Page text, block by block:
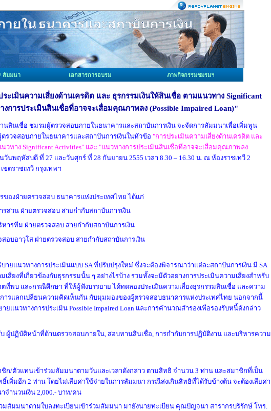
สัมมนา เอกสารการอบรม ภาพกิจกรรมชมรมฯ
ะเมินความเสี่ยงด้านเครดิต และ ธุรกรรมเงินให้สินเชื่อ ตามแนวทาง Significant
การประเมินสินเชื่อที่อาจจะเสื่อมคุณภาพลง (Possible Impaired Loan)"
สินเชื่อ ชมรมผู้ตรวจสอบภายในธนาคารและสถาบันการเงิน จะจัดการสัมมนาเพื่อเพิ่มพูน
รวจสอบภายในธนาคารและสถาบันการเงินในหัวข้อ "การประเมินความเสี่ยงด้านเครดิต และ
วทาง Significant Activities" และ "แนวทางการประเมินสินเชื่อที่อาจจะเสื่อมคุณภาพลง
วันพฤหัสบดี ที่ 27 และวันศุกร์ ที่ 28 กันยายน 2555 เวลา 8.30 – 16.30 น. ณ ห้องราชเทวี 2
ตราชเทวี กรุงเทพฯ
ของฝ่ายตรวจสอบ ธนาคารแห่งประเทศไทย ได้แก่
ส่วน ฝ่ายตรวจสอบ สายกำกับสถาบันการเงิน
ารทีม ฝ่ายตรวจสอบ สายกำกับสถาบันการเงิน
บอาวุโส ฝ่ายตรวจสอบ สายกำกับสถาบันการเงิน
ายแนวทางการประเมินแบบ SA ที่ปรับปรุงใหม่ ซึ่งจะต้องพิจารณาว่าแต่ละสถาบันการเงิน มี SA
สี่ยงที่เกี่ยวข้องกับธุรกรรมนั้น ๆ อย่างไรบ้าง รวมทั้งจะมีตัวอย่างการประเมินความเสี่ยงสำหรับ
ตที่พบ และกรณีศึกษา ที่ให้ผู้ฟังบรรยาย ได้ทดลองประเมินความเสี่ยงธุรกรรมสินเชื่อ และความ
การแลกเปลี่ยนความคิดเห็นกัน กับมุมมองของผู้ตรวจสอบธนาคารแห่งประเทศไทย นอกจากนี้
แนวทางการประเมิน Possible Impaired Loan และการคำนวณสำรองเพื่อรองรับหนี้ดังกล่าว
ผู้ปฏิบัติหน้าที่ด้านตรวจสอบภายใน, สอบทานสินเชื่อ, การกำกับการปฏิบัติงาน และบริหารความ
ก/ตัวแทนเข้าร่วมสัมมนาตามวันและเวลาดังกล่าว ตามสิทธิ จำนวน 3 ท่าน และสมาชิกที่เป็น
เพิ่มอีก 2 ท่าน โดยไม่เสียค่าใช้จ่ายในการสัมมนา กรณีส่งเกินสิทธิที่ได้รับข้างต้น จะต้องเสียค่า
จำนวนเงิน 2,000.- บาท/คน
มสัมมนาตามใบลงทะเบียนเข้าร่วมสัมมนา มายังนายทะเบียน คุณปัญจนา สารากรบริรักษ์ โทร.